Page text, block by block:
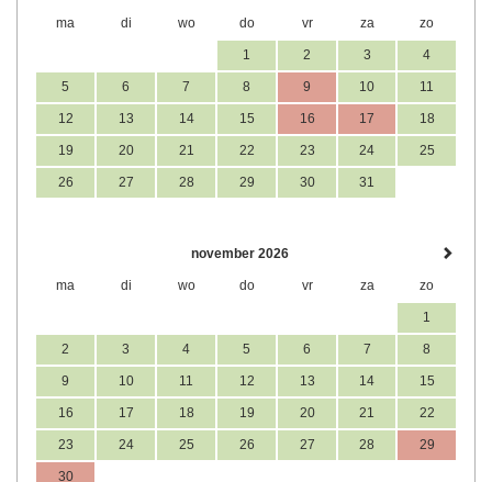
ma di wo do vr za zo
1 2 3 4
5 6 7 8 9 10 11
12 13 14 15 16 17 18
19 20 21 22 23 24 25
26 27 28 29 30 31
november 2026
ma di wo do vr za zo
1
2 3 4 5 6 7 8
9 10 11 12 13 14 15
16 17 18 19 20 21 22
23 24 25 26 27 28 29
30